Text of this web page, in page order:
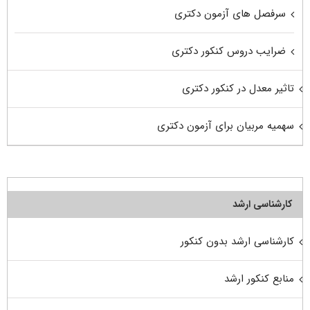
سرفصل های آزمون دکتری
ضرایب دروس کنکور دکتری
تاثیر معدل در کنکور دکتری
سهمیه مربیان برای آزمون دکتری
کارشناسی ارشد
کارشناسی ارشد بدون کنکور
منابع کنکور ارشد